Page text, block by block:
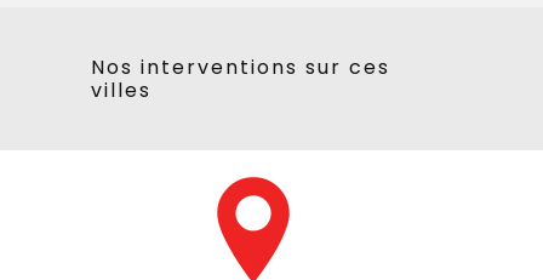
Nos interventions sur ces
villes